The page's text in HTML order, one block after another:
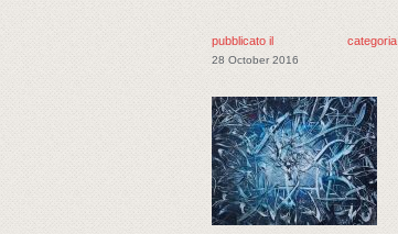
pubblicato il
28 October 2016
categoria